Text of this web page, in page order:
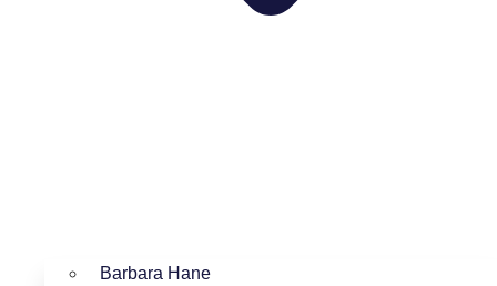
Barbara Hane